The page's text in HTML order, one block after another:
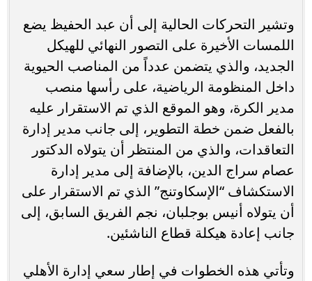
وتشير التحركات الحالية إلى أن عبد الحفيظ يضع
اللمسات الأخيرة على التصور النهائي للهيكل
الجديد، والذي يتضمن عدداً من المناصب الحيوية
داخل المنظومة الرياضية، على رأسها منصب
مدير الكرة، وهو الموقع الذي تم الاستقرار عليه
بالفعل ضمن خطة التطوير، إلى جانب مدير إدارة
التعاقدات، والذي من المنتظر أن يتولاه الدكتور
عصام سراج الدين، بالإضافة إلى مدير إدارة
الاستكشاف “الإسكاوتنج” الذي تم الاستقرار على
أن يتولاه أنيس بوجلبان، نجم الفريق السابق، إلى
جانب إعادة هيكلة قطاع الناشئين.
وتأتي هذه الخطوات في إطار سعي إدارة الأهلي